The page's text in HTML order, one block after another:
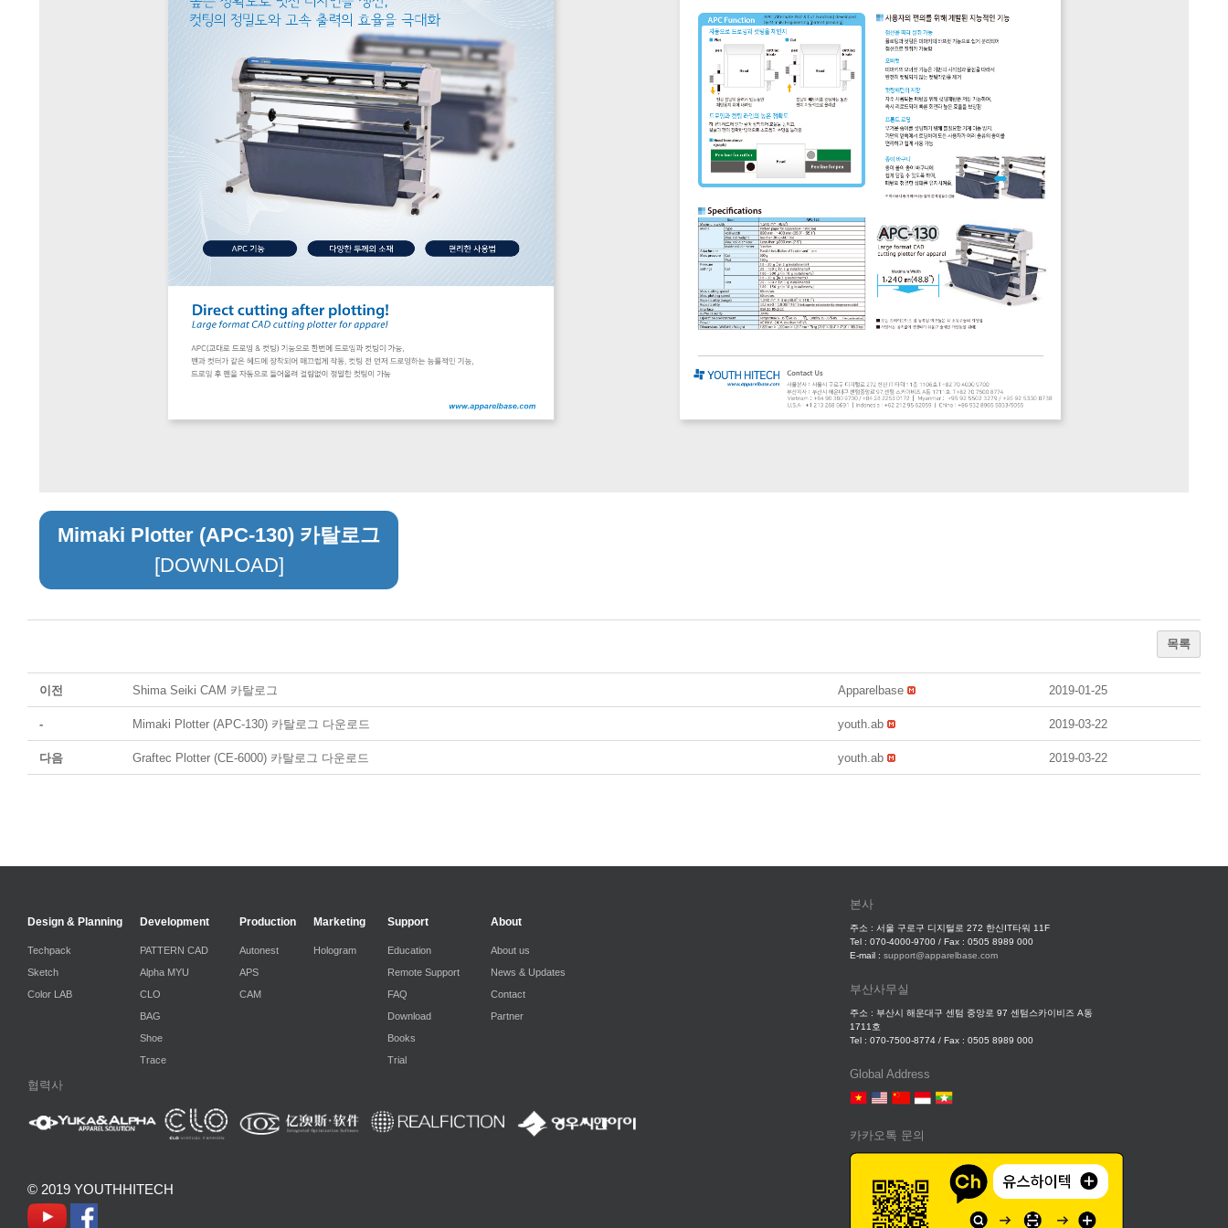
Mimaki Plotter (APC-130) 카탈로그
[DOWNLOAD]
목록
이전 Shima Seiki CAM 카탈로그 Apparelbase 2019-01-25
- Mimaki Plotter (APC-130) 카탈로그 다운로드 youth.ab 2019-03-22
다음 Graftec Plotter (CE-6000) 카탈로그 다운로드 youth.ab 2019-03-22
Design & Planning
Techpack
Sketch
Color LAB
Development
PATTERN CAD
Alpha MYU
CLO
BAG
Shoe
Trace
Production
Autonest
APS
CAM
Marketing
Hologram
Support
Education
Remote Support
FAQ
Download
Books
Trial
About
About us
News & Updates
Contact
Partner
본사
주소 : 서울 구로구 디지털로 272 한신IT타워 11F
Tel : 070-4000-9700 / Fax : 0505 8989 000
E-mail : support@apparelbase.com
부산사무실
주소 : 부산시 해운대구 센텀 중앙로 97 센텀스카이비즈 A동
1711호
Tel : 070-7500-8774 / Fax : 0505 8989 000
Global Address
카카오톡 문의
협력사
© 2019 YOUTHHITECH